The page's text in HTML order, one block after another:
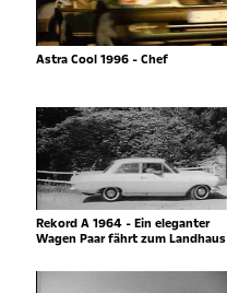
Astra Cool 1996 - Chef
Rekord A 1964 - Ein eleganter
Wagen Paar fährt zum Landhaus